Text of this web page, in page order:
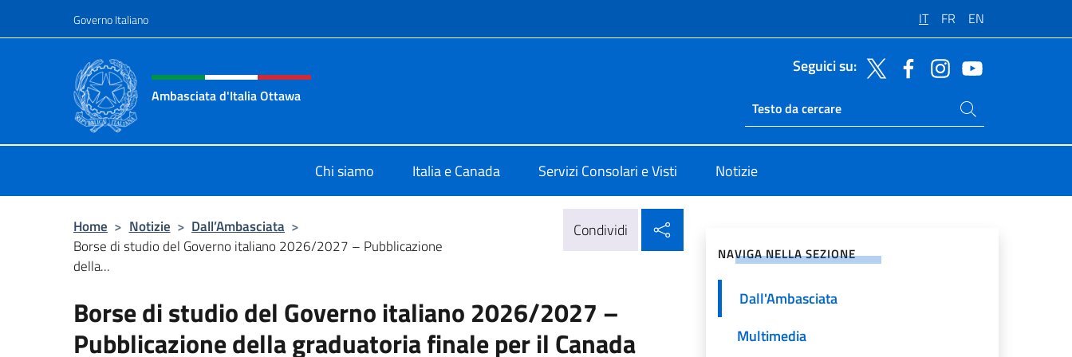
Governo Italiano IT FR EN
Intestazione sito, social e menù
Ambasciata d'Italia Ottawa
Seguici su:
Ricerca sito live
Cerca nel sito
Chi siamo Italia e Canada Servizi Consolari e Visti Notizie
Home > Notizie > Dall’Ambasciata >
Borse di studio del Governo italiano 2026/2027 – Pubblicazione
della...
Condividi
Borse di studio del Governo italiano 2026/2027 –
Pubblicazione della graduatoria finale per il Canada
NAVIGA NELLA SEZIONE
Dall'Ambasciata
Multimedia